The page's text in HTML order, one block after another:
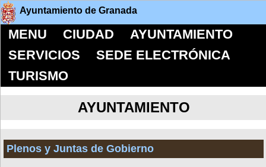
Ayuntamiento de Granada
MENU CIUDAD
AYUNTAMIENTO
SERVICIOS
SEDE ELECTRÓNICA
TURISMO
AYUNTAMIENTO
Plenos y Juntas de Gobierno